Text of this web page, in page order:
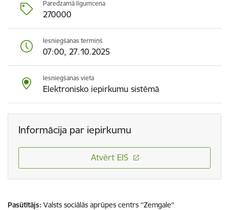
Paredzamā līgumcena
270000
Iesniegšanas termiņš
07:00, 27.10.2025
Iesniegšanas vieta
Elektronisko iepirkumu sistēmā
Informācija par iepirkumu
Atvērt EIS
Pasūtītājs Valsts sociālās aprūpes centrs ''Zemgale''